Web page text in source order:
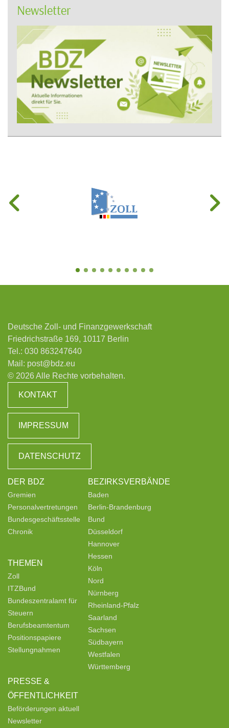
Newsletter
Deutsche Zoll- und Finanzgewerkschaft
Friedrichstraße 169, 10117 Berlin
Tel.: 030 863247640
Mail: post@bdz.eu
© 2026 Alle Rechte vorbehalten.
KONTAKT
IMPRESSUM
DATENSCHUTZ
DER BDZ
Gremien
Personalvertretungen
Bundesgeschäftsstelle
Chronik
THEMEN
Zoll
ITZBund
Bundeszentralamt für
Steuern
Berufsbeamtentum
Positionspapiere
Stellungnahmen
PRESSE &
ÖFFENTLICHKEIT
Beförderungen aktuell
Newsletter
BEZIRKSVERBÄNDE
Baden
Berlin-Brandenburg
Bund
Düsseldorf
Hannover
Hessen
Köln
Nord
Nürnberg
Rheinland-Pfalz
Saarland
Sachsen
Südbayern
Westfalen
Württemberg